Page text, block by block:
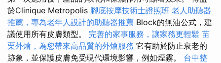
於Clinique Metropolis 腳底按摩技術士證照班 老人助聽器
推薦，專為老年人設計的助聽器推薦 Block的無油公式，建
議使用所有皮膚類型。 完善的家事服務，讓家務更輕鬆 苗
栗外燴，為您帶來高品質的外燴服務 它有助於防止衰老的
跡象，並保護皮膚免受現代環境影響，例如煙霧。 台中整